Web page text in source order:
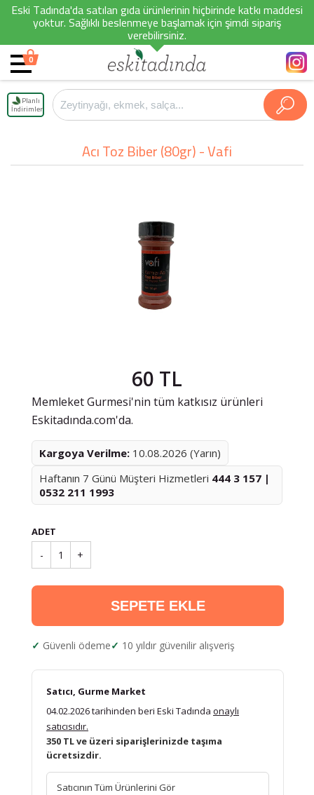
Eski Tadında'da satılan gıda ürünlerinin hiçbirinde katkı maddesi
yoktur. Sağlıklı beslenmeye başlamak için şimdi sipariş
verebilirsiniz.
0
Planlı
İndirimler
Acı Toz Biber (80gr) - Vafi
60 TL
Memleket Gurmesi'nin tüm katkısız ürünleri
Eskitadında.com'da.
Kargoya Verilme: 10.08.2026 (Yarın)
Haftanın 7 Günü Müşteri Hizmetleri 444 3 157 |
0532 211 1993
ADET
- 1 +
SEPETE EKLE
Güvenli ödeme 10 yıldır güvenilir alışveriş
Satıcı, Gurme Market
04.02.2026 tarihinden beri Eski Tadında onaylı
satıcısıdır.
350 TL ve üzeri siparişlerinizde taşıma
ücretsizdir.
Satıcının Tüm Ürünlerini Gör